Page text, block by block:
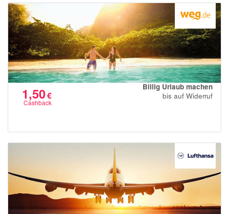
1,50€
Cashback
Billig Urlaub machen
bis auf Widerruf